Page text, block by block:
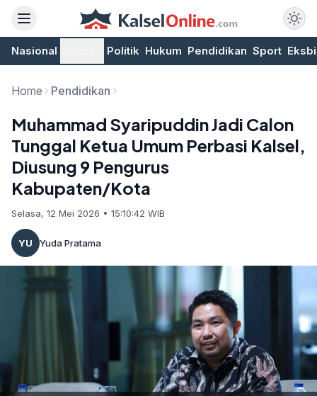
Nasional Politik Hukum Pendidikan Sport
Home Pendidikan
Muhammad Syaripuddin Jadi Calon
Tunggal Ketua Umum Perbasi Kalsel,
Diusung 9 Pengurus
Kabupaten/Kota
Selasa, 12 Mei 2026 • 15:10:42 WIB
YU Yuda Pratama